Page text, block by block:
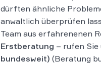
dürften ähnliche
anwaltlich überprüfen
Team aus erfahrenenen
Erstberatung – rufen
bundesweit) (Beratung